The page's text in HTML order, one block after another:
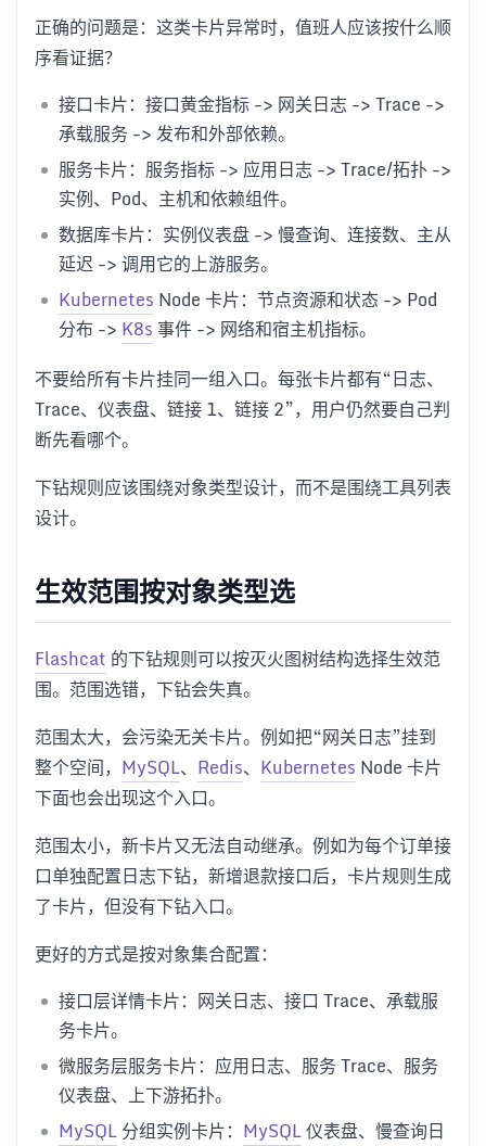
正确的问题是：这类卡片异常时，值班人应该按什么顺
序看证据？
接口卡片：接口黄金指标 -> 网关日志 -> Trace ->
承载服务 -> 发布和外部依赖。
服务卡片：服务指标 -> 应用日志 -> Trace/拓扑 ->
实例、Pod、主机和依赖组件。
数据库卡片：实例仪表盘 -> 慢查询、连接数、主从
延迟 -> 调用它的上游服务。
Kubernetes Node 卡片：节点资源和状态 -> Pod
分布 -> K8s事件 -> 网络和宿主机指标。
不要给所有卡片挂同一组入口。每张卡片都有“日志、
Trace、仪表盘、链接 1、链接 2”，用户仍然要自己判
断先看哪个。
下钻规则应该围绕对象类型设计，而不是围绕工具列表
设计。
生效范围按对象类型选
Flashcat 的下钻规则可以按灭火图树结构选择生效范
围。范围选错，下钻会失真。
范围太大，会污染无关卡片。例如把“网关日志”挂到
整个空间， MySQL、 Redis、 Kubernetes Node 卡片
下面也会出现这个入口。
范围太小，新卡片又无法自动继承。例如为每个订单接
口单独配置日志下钻，新增退款接口后，卡片规则生成
了卡片，但没有下钻入口。
更好的方式是按对象集合配置：
接口层详情卡片：网关日志、接口 Trace、承载服
务卡片。
微服务层服务卡片：应用日志、服务 Trace、服务
仪表盘、上下游拓扑。
MySQL分组实例卡片： MySQL仪表盘、慢查询日